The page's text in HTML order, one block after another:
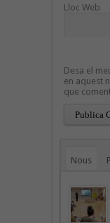
Lloc Web
Desa el
en aquest
que
Nous